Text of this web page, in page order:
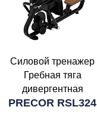
Силовой тренажер
Гребная тяга
дивергентная
PRECOR RSL324